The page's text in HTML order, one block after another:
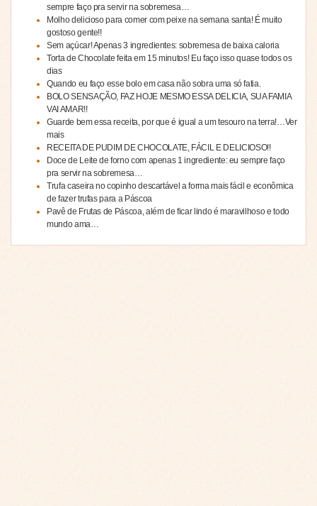
sempre faço pra servir na sobremesa…
Molho delicioso para comer com peixe na semana santa! É muito
gostoso gente!!
Sem açúcar! Apenas 3 ingredientes: sobremesa de baixa caloria
Torta de Chocolate feita em 15 minutos! Eu faço isso quase todos os
dias
Quando eu faço esse bolo em casa não sobra uma só fatia.
BOLO SENSAÇÃO, FAZ HOJE MESMO ESSA DELICIA, SUA FAMIA
VAI AMAR!!
Guarde bem essa receita, por que é igual a um tesouro na terra!…Ver
mais
RECEITA DE PUDIM DE CHOCOLATE, FÁCIL E DELICIOSO!!
Doce de Leite de forno com apenas 1 ingrediente: eu sempre faço
pra servir na sobremesa…
Trufa caseira no copinho descartável a forma mais fácil e econômica
de fazer trufas para a Páscoa
Pavê de Frutas de Páscoa, além de ficar lindo é maravilhoso e todo
mundo ama…